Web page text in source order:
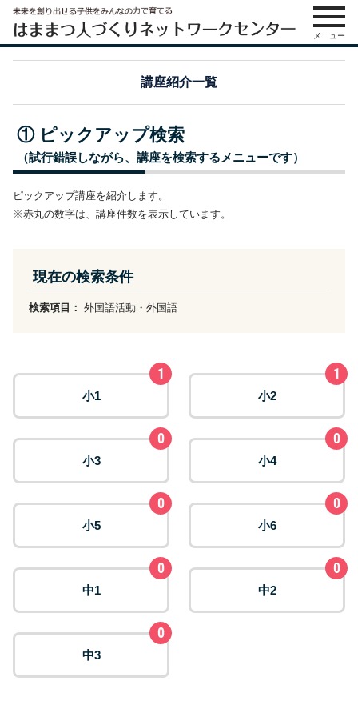
メニュー
講座紹介一覧
① ピックアップ検索
（試行錯誤しながら、講座を検索するメニューです）
ピックアップ講座を紹介します。
※赤丸の数字は、講座件数を表示しています。
現在の検索条件
検索項目： 外国語活動・外国語
小1
1
小2
1
小3
0
小4
0
小5
0
小6
0
中1
0
中2
0
中3
0